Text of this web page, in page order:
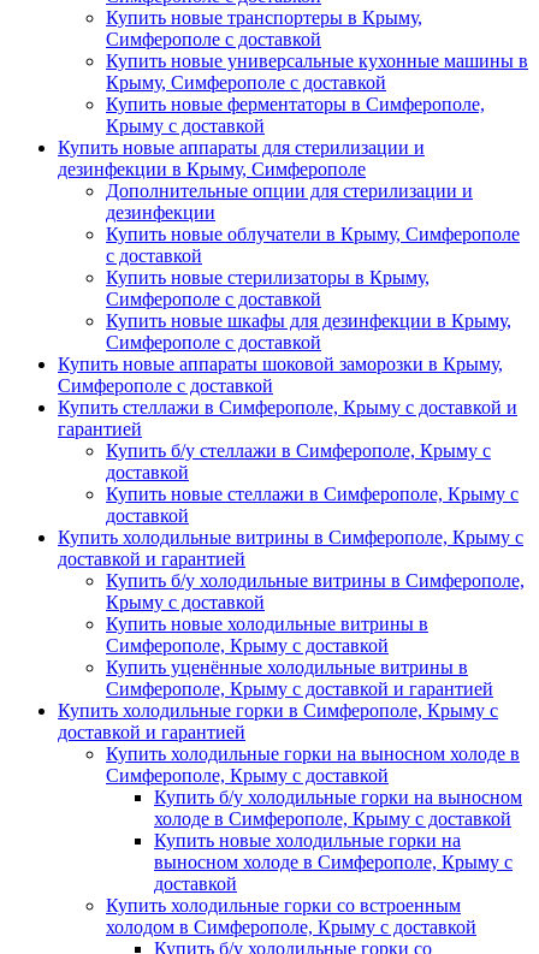
Купить новые транспортеры в Крыму,
Симферополе с доставкой
Купить новые универсальные кухонные машины в
Крыму, Симферополе с доставкой
Купить новые ферментаторы в Симферополе,
Крыму с доставкой
Купить новые аппараты для стерилизации и
дезинфекции в Крыму, Симферополе
Дополнительные опции для стерилизации и
дезинфекции
Купить новые облучатели в Крыму, Симферополе
с доставкой
Купить новые стерилизаторы в Крыму,
Симферополе с доставкой
Купить новые шкафы для дезинфекции в Крыму,
Симферополе с доставкой
Купить новые аппараты шоковой заморозки в Крыму,
Симферополе с доставкой
Купить стеллажи в Симферополе, Крыму с доставкой и
гарантией
Купить б/у стеллажи в Симферополе, Крыму с
доставкой
Купить новые стеллажи в Симферополе, Крыму с
доставкой
Купить холодильные витрины в Симферополе, Крыму с
доставкой и гарантией
Купить б/у холодильные витрины в Симферополе,
Крыму с доставкой
Купить новые холодильные витрины в
Симферополе, Крыму с доставкой
Купить уценённые холодильные витрины в
Симферополе, Крыму с доставкой и гарантией
Купить холодильные горки в Симферополе, Крыму с
доставкой и гарантией
Купить холодильные горки на выносном холоде в
Симферополе, Крыму с доставкой
Купить б/у холодильные горки на выносном
холоде в Симферополе, Крыму с доставкой
Купить новые холодильные горки на
выносном холоде в Симферополе, Крыму с
доставкой
Купить холодильные горки со встроенным
холодом в Симферополе, Крыму с доставкой
Купить б/у холодильные горки со